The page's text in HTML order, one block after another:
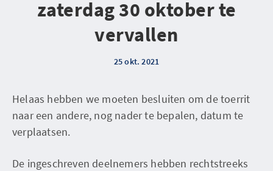
zaterdag 30 oktober te
vervallen
25 okt. 2021
Helaas hebben we moeten besluiten om de toerrit
naar een andere, nog nader te bepalen, datum te
verplaatsen.
De ingeschreven deelnemers hebben rechtstreeks